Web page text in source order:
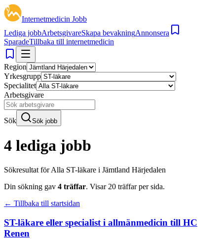
Internetmedicin Jobb
Lediga jobbArbetsgivareSkapa bevakningAnnonsera
SparadeTillbaka till internetmedicin
Region
Yrkesgrupp
Specialitet
Arbetsgivare
Sök Sök jobb
4 lediga jobb
Sökresultat förAlla ST-läkare i Jämtland Härjedalen
Din sökning gav 4 träffar. Visar 20 träffar per sida.
← Tillbaka till startsidan
ST-läkare eller specialist i allmänmedicin till HC
Renen